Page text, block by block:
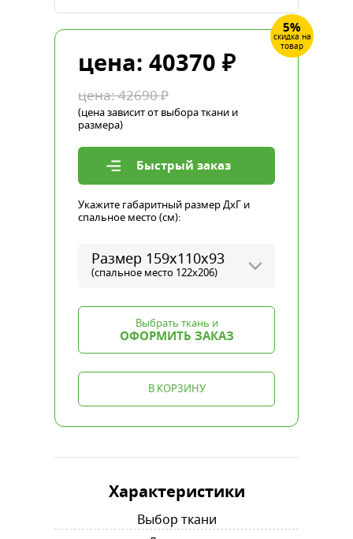
5%
скидка на
товар
цена: 40370 ₽
цена:42690₽
(цена зависит от выбора ткани и
размера)
Быстрый заказ
Укажите габаритный размер ДхГ и
спальное место (см):
Размер 159х110х93
(спальное место 122x206)
Выбрать ткань и
ОФОРМИТЬ ЗАКАЗ
В КОРЗИНУ
Характеристики
Выбор ткани